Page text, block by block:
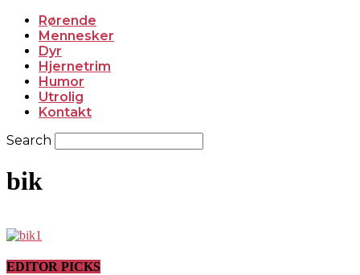
Rørende
Mennesker
Dyr
Hjernetrim
Humor
Utrolig
Kontakt
Search
bik
EDITOR PICKS